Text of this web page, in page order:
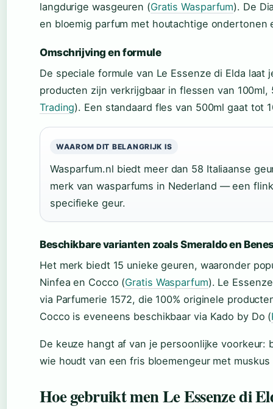
langdurige wasgeuren (Gratis Wasparfum). De
en bloemig parfum met houtachtige ondertonen
Omschrijving en formule
De speciale formule van Le Essenze di Elda
producten zijn verkrijgbaar in flessen van
Trading). Een standaard fles van 500ml gaat tot
WAAROM DIT BELANGRIJK IS
Wasparfum.nl biedt meer dan 58 Italiaanse
merk van wasparfums in Nederland — een
specifieke geur.
Beschikbare varianten zoals Smeraldo en
Het merk biedt 15 unieke geuren, waaronder
Ninfea en Cocco (Gratis Wasparfum). Le
via Parfumerie 1572, die 100% originele
Cocco is eveneens beschikbaar via Kado by Do (
De keuze hangt af van je persoonlijke
wie houdt van een fris bloemengeur met
Hoe gebruikt men Le Essenze di